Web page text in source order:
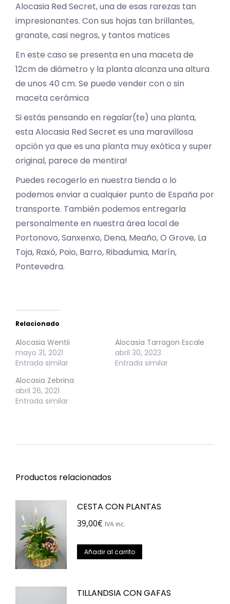
Alocasia Red Secret, una de esas rarezas tan
impresionantes. Con sus hojas tan brillantes,
granate, casi negros, y tantos matices
En este caso se presenta en una maceta de
12cm de diámetro y la planta alcanza una altura
de unos 40 cm. Se puede vender con o sin
maceta cerámica
Si estás pensando en regalar(te) una planta,
esta Alocasia Red Secret es una maravillosa
opción ya que es una planta muy exótica y super
original, parece de mentira!
Puedes recogerlo en nuestra tienda o lo
podemos enviar a cualquier punto de España por
transporte. También podemos entregarla
personalmente en nuestra área local de
Portonovo, Sanxenxo, Dena, Meaño, O Grove, La
Toja, Raxó, Poio, Barro, Ribadumia, Marín,
Pontevedra.
Relacionado
Alocasia Wentii
mayo 31, 2021
Entrada similar
Alocasia Tarragon Escale
abril 30, 2023
Entrada similar
Alocasia Zebrina
abril 26, 2021
Entrada similar
Productos relacionados
CESTA CON PLANTAS
39,00€ IVA inc.
Añadir al carrito
TILLANDSIA CON GAFAS